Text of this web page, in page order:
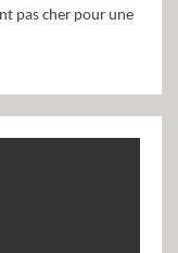
pas cher pour une